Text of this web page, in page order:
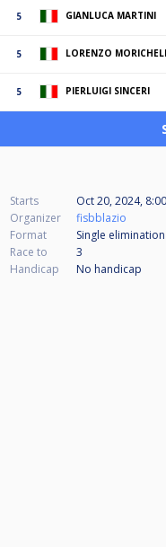
5 GIANLUCA MARTINI
5 LORENZO
5 PIERLUIGI SINCERI
Starts
Oct 20, 2024,
Organizer
fisbblazio
Format
Single
Race to
3
Handicap
No handicap